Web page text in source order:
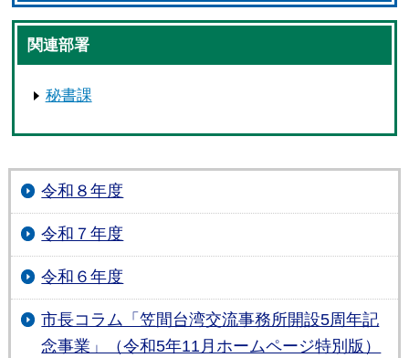
関連部署
秘書課
令和８年度
令和７年度
令和６年度
市長コラム「笠間台湾交流事務所開設5周年記
念事業」（令和5年11月ホームページ特別版）